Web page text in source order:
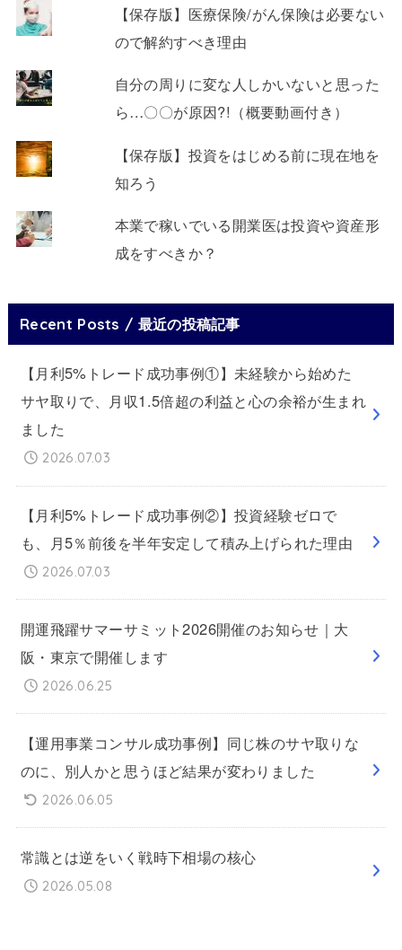
【保存版】医療保険/がん保険は必要ない
ので解約すべき理由
自分の周りに変な人しかいないと思った
ら…〇〇が原因?!（概要動画付き）
【保存版】投資をはじめる前に現在地を
知ろう
本業で稼いでいる開業医は投資や資産形
成をすべきか？
Recent Posts / 最近の投稿記事
【月利5%トレード成功事例①】未経験から始めた
サヤ取りで、月収1.5倍超の利益と心の余裕が生まれ
ました
2026.07.03
【月利5%トレード成功事例②】投資経験ゼロで
も、月5％前後を半年安定して積み上げられた理由
2026.07.03
開運飛躍サマーサミット2026開催のお知らせ｜大
阪・東京で開催します
2026.06.25
【運用事業コンサル成功事例】同じ株のサヤ取りな
のに、別人かと思うほど結果が変わりました
2026.06.05
常識とは逆をいく戦時下相場の核心
2026.05.08